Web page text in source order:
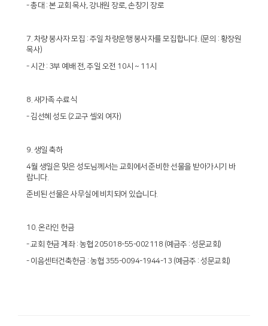
- 총대 : 본 교회 목사, 강내원 장로, 손창기 장로
7. 차량 봉사자 모집 : 주일 차량운행 봉사자를 모집합니다. (문의 : 황장원
목사)
- 시간 : 3부 예배 전, 주일 오전 10시 ~ 11시
8. 새가족 수료식
- 김선혜 성도 (2교구 셀외 여자)
9. 생일 축하
4월 생일은 맞은 성도님께서는 교회에서 준비한 선물을 받아가시기 바
랍니다.
준비된 선물은 사무실에 비치되어 있습니다.
10. 온라인 헌금
- 교회 헌금 계좌 : 농협 205018-55-002118 (예금주 : 성문교회)
- 이음센터건축헌금 : 농협 355-0094-1944-13 (예금주 : 성문교회)